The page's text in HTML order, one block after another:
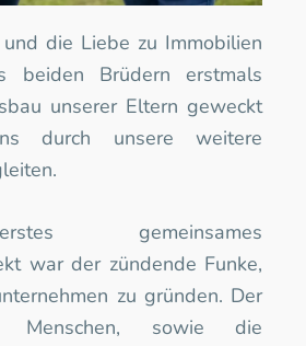
die Liebe zu Immobilien
beiden Brüdern erstmals
unserer Eltern geweckt
durch unsere weitere
gemeinsames
war der zündende Funke,
zu gründen. Der
Menschen, sowie die